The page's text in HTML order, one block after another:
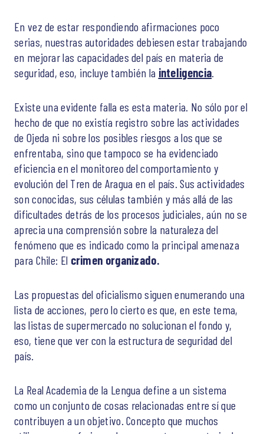
En vez de estar respondiendo afirmaciones poco
serias, nuestras autoridades debiesen estar trabajando
en mejorar las capacidades del país en materia de
seguridad, eso, incluye también la inteligencia
Existe una evidente falla es esta materia. No sólo por el
hecho de que no existía registro sobre las actividades
de Ojeda ni sobre los posibles riesgos a los que se
enfrentaba, sino que tampoco se ha evidenciado
eficiencia en el monitoreo del comportamiento y
evolución del Tren de Aragua en el país. Sus actividades
son conocidas, sus células también y más allá de las
dificultades detrás de los procesos judiciales, aún no se
aprecia una comprensión sobre la naturaleza del
fenómeno que es indicado como la principal amenaza
para Chile: El crimen organizado.
Las propuestas del oficialismo siguen enumerando una
lista de acciones, pero lo cierto es que, en este tema,
las listas de supermercado no solucionan el fondo y,
eso, tiene que ver con la estructura de seguridad del
país.
La Real Academia de la Lengua define a un sistema
como un conjunto de cosas relacionadas entre sí que
contribuyen a un objetivo. Concepto que muchos